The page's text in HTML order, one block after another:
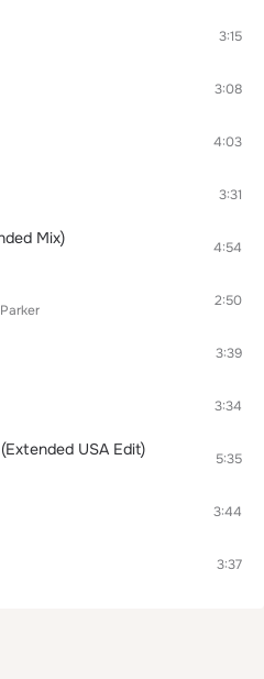
3:15
3:08
4:03
3:31
Mix) 4:54
2:50
3:39
3:34
USA Edit) 5:35
3:44
3:37